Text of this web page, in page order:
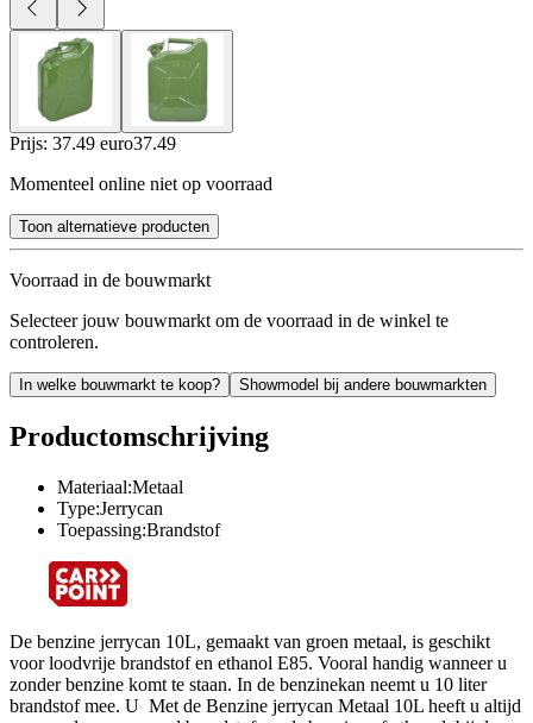
Prijs: 37.49 euro37.49
Momenteel online niet op voorraad
Toon alternatieve producten
Voorraad in de bouwmarkt
Selecteer jouw bouwmarkt om de voorraad in de winkel te
controleren.
In welke bouwmarkt te koop? Showmodel bij andere bouwmarkten
Productomschrijving
Materiaal:Metaal
Type:Jerrycan
Toepassing:Brandstof
De benzine jerrycan 10L, gemaakt van groen metaal, is geschikt
voor loodvrije brandstof en ethanol E85. Vooral handig wanneer u
zonder benzine komt te staan. In de benzinekan neemt u 10 liter
brandstof mee. U Met de Benzine jerrycan Metaal 10L heeft u altijd